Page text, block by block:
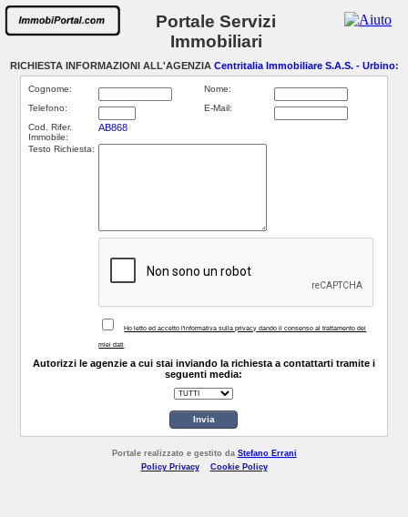
Portale Servizi
Immobiliari
RICHIESTA INFORMAZIONI ALL'AGENZIA Centritalia Immobiliare S.A.S. - Urbino:
Cognome:
Nome:
Telefono:
E-Mail:
Cod. Rifer.
Immobile:
AB868
Testo Richiesta:
Ho letto ed accetto l'informativa sulla privacy dando il consenso al trattamento dei
miei dati
Autorizzi le agenzie a cui stai inviando la richiesta a contattarti tramite i
seguenti media:
Invia
Portale realizzato e gestito da Stefano Errani
Policy Privacy
Cookie Policy